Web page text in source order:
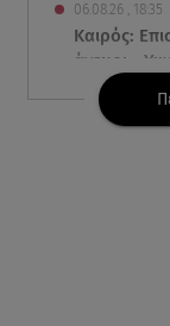
06.08.26 , 18:35
Καιρός:
άνεμοι -
πυρκαγιάς